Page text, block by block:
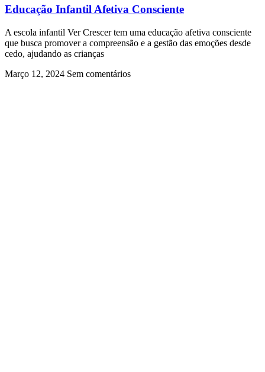
Educação Infantil Afetiva Consciente
A escola infantil Ver Crescer tem uma educação afetiva consciente
que busca promover a compreensão e a gestão das emoções desde
cedo, ajudando as crianças
Março 12, 2024 Sem comentários